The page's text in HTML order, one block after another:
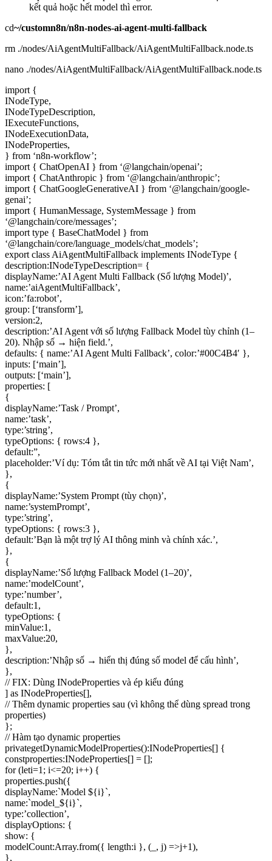
kết quả hoặc hết model thì error.
cd~/customn8n/n8n-nodes-ai-agent-multi-fallback
rm ./nodes/AiAgentMultiFallback/AiAgentMultiFallback.node.ts
nano ./nodes/AiAgentMultiFallback/AiAgentMultiFallback.node.ts
import {
INodeType,
INodeTypeDescription,
IExecuteFunctions,
INodeExecutionData,
INodeProperties,
} from ‘n8n-workflow’;
import { ChatOpenAI } from ‘@langchain/openai’;
import { ChatAnthropic } from ‘@langchain/anthropic’;
import { ChatGoogleGenerativeAI } from ‘@langchain/google-
genai’;
import { HumanMessage, SystemMessage } from
‘@langchain/core/messages’;
import type { BaseChatModel } from
‘@langchain/core/language_models/chat_models’;
export class AiAgentMultiFallback implements INodeType {
description:INodeTypeDescription= {
displayName:’AI Agent Multi Fallback (Số lượng Model)’,
name:’aiAgentMultiFallback’,
icon:’fa:robot’,
group: [‘transform’],
version:2,
description:’AI Agent với số lượng Fallback Model tùy chỉnh (1–
20). Nhập số → hiện field.’,
defaults: { name:’AI Agent Multi Fallback’, color:’#00C4B4′ },
inputs: [‘main’],
outputs: [‘main’],
properties: [
{
displayName:’Task / Prompt’,
name:’task’,
type:’string’,
typeOptions: { rows:4 },
default:”,
placeholder:’Ví dụ: Tóm tắt tin tức mới nhất về AI tại Việt Nam’,
},
{
displayName:’System Prompt (tùy chọn)’,
name:’systemPrompt’,
type:’string’,
typeOptions: { rows:3 },
default:’Bạn là một trợ lý AI thông minh và chính xác.’,
},
{
displayName:’Số lượng Fallback Model (1–20)’,
name:’modelCount’,
type:’number’,
default:1,
typeOptions: {
minValue:1,
maxValue:20,
},
description:’Nhập số → hiển thị đúng số model để cấu hình’,
},
// FIX: Dùng INodeProperties và ép kiểu đúng
] as INodeProperties[],
// Thêm dynamic properties sau (vì không thể dùng spread trong
properties)
};
// Hàm tạo dynamic properties
privategetDynamicModelProperties():INodeProperties[] {
constproperties:INodeProperties[] = [];
for (leti=1; i<=20; i++) {
properties.push({
displayName:`Model ${i}`,
name:`model_${i}`,
type:’collection’,
displayOptions: {
show: {
modelCount:Array.from({ length:i }, (_, j) =>j+1),
},